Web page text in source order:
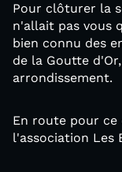
Pour clôturer la
n'allait pas vous
bien connu des
de la Goutte
arrondissement.
En route pour ce
l'association Les